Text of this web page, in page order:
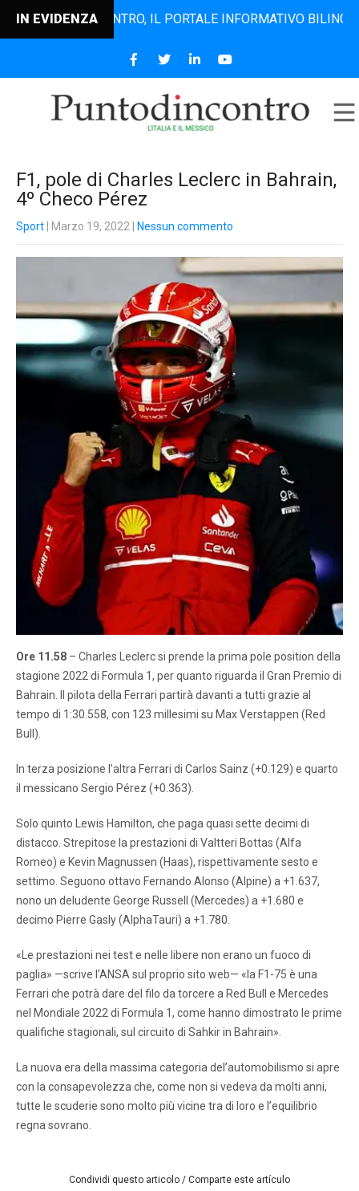
IN EVIDENZA
PUNTODINCONTRO, IL PORTALE INFORMATIVO BILINGUE
F1, pole di Charles Leclerc in Bahrain,
4º Checo Pérez
Sport | Marzo 19, 2022 Nessun commento
Ore 11.58 – Charles Leclerc si prende la prima pole position della
stagione 2022 di Formula 1, per quanto riguarda il Gran Premio di
Bahrain. Il pilota della Ferrari partirà davanti a tutti grazie al
tempo di 1:30.558, con 123 millesimi su Max Verstappen (Red
Bull).
In terza posizione l’altra Ferrari di Carlos Sainz (+0.129) e quarto
il messicano Sergio Pérez (+0.363).
Solo quinto Lewis Hamilton, che paga quasi sette decimi di
distacco. Strepitose la prestazioni di Valtteri Bottas (Alfa
Romeo) e Kevin Magnussen (Haas), rispettivamente sesto e
settimo. Seguono ottavo Fernando Alonso (Alpine) a +1.637,
nono un deludente George Russell (Mercedes) a +1.680 e
decimo Pierre Gasly (AlphaTauri) a +1.780.
«Le prestazioni nei test e nelle libere non erano un fuoco di
paglia» —scrive l’ANSA sul proprio sito web— «la F1-75 è una
Ferrari che potrà dare del filo da torcere a Red Bull e Mercedes
nel Mondiale 2022 di Formula 1, come hanno dimostrato le prime
qualifiche stagionali, sul circuito di Sahkir in Bahrain».
La nuova era della massima categoria del’automobilismo si apre
con la consapevolezza che, come non si vedeva da molti anni,
tutte le scuderie sono molto più vicine tra di loro e l’equilibrio
regna sovrano.
Condividi questo articolo / Comparte este artículo